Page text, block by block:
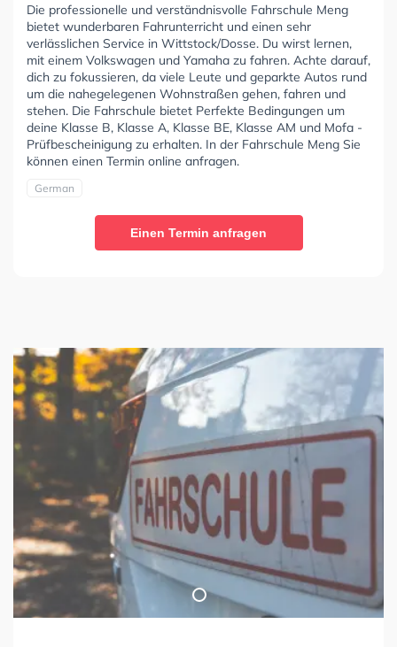
Die professionelle und verständnisvolle Fahrschule Meng
bietet wunderbaren Fahrunterricht und einen sehr
verlässlichen Service in Wittstock/Dosse. Du wirst lernen,
mit einem Volkswagen und Yamaha zu fahren. Achte darauf,
dich zu fokussieren, da viele Leute und geparkte Autos rund
um die nahegelegenen Wohnstraßen gehen, fahren und
stehen. Die Fahrschule bietet Perfekte Bedingungen um
deine Klasse B, Klasse A, Klasse BE, Klasse AM und Mofa -
Prüfbescheinigung zu erhalten. In der Fahrschule Meng Sie
können einen Termin online anfragen.
German
Einen Termin anfragen